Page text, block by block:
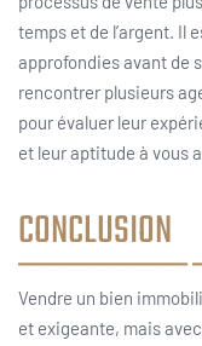
temps et de l’argent. Il
approfondies avant de
rencontrer plusieurs
pour évaluer leur
et leur aptitude à vous
CONCLUSION
Vendre un bien
et exigeante, mais